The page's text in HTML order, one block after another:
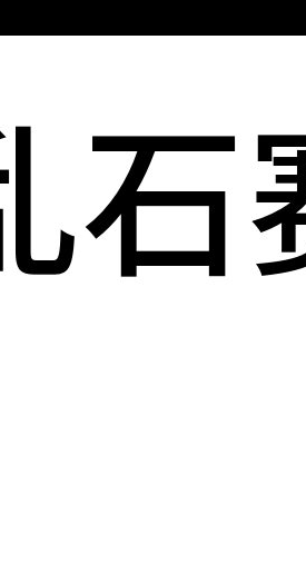
主
石